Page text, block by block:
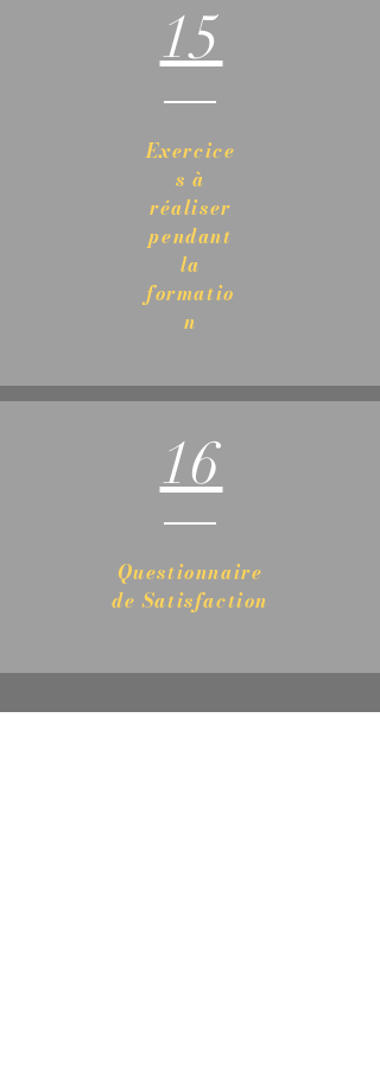
15
Exercice
s à
réaliser
pendant
la
formatio
n
16
Questionnaire
de Satisfaction